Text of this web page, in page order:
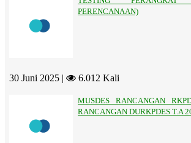
PERENCANAAN)
30 Juni 2025 | 6.012 Kali
MUSDES RANCANGAN
RANCANGAN DURKPDES T.A